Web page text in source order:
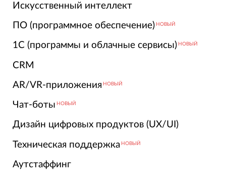
Искусственный интеллект
ПО (программное обеспечение) НОВЫЙ
1С (программы и облачные сервисы) НОВЫЙ
CRM
AR/VR-приложения НОВЫЙ
Чат-боты НОВЫЙ
Дизайн цифровых продуктов (UX/UI)
Техническая поддержка НОВЫЙ
Аутстаффинг